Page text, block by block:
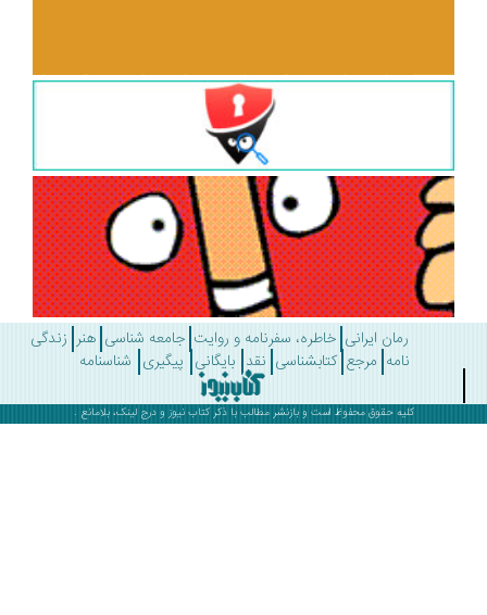
رمان ایرانی خاطره، سفرنامه و روایت جامعه شناسی هنر زندگی
مرجع کتابشناسی نقد بایگانی پیگیری شناسنامه
کلیه حقوق محفوظ است و بازنشر مطالب با ذکرکتاب نیوز و درج لینک، بلامانع .